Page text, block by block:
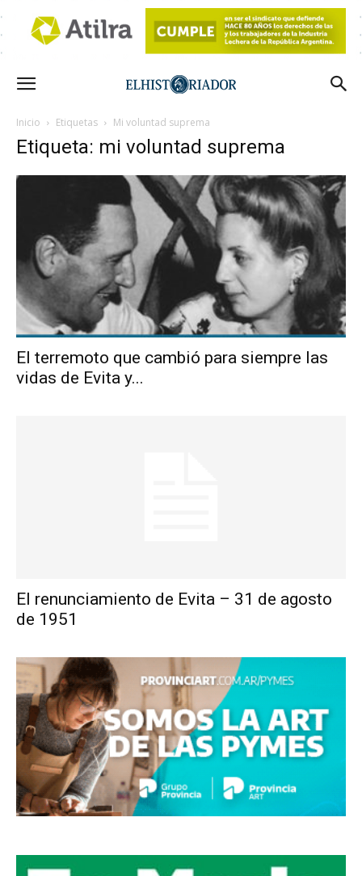
Inicio Etiquetas Mi voluntad suprema
Etiqueta: mi voluntad suprema
El terremoto que cambió para siempre las
vidas de Evita y...
El renunciamiento de Evita – 31 de agosto
de 1951